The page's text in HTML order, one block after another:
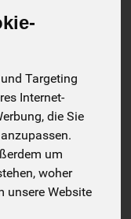
Targeting
Internet-
die Sie
um
woher
unsere Website